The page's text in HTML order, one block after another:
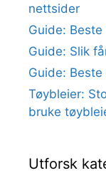
nettsider
Guide:
Guide: Slik
Guide:
Tøybleier:
bruke
Utforsk